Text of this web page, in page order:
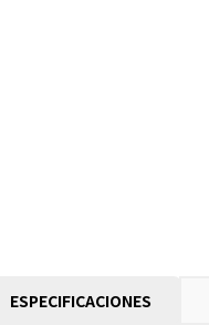
ESPECIFICACIONES